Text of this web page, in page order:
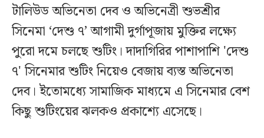
টালিউড অভিনেতা দেব ও অভিনেত্রী শুভশ্রীর
সিনেমা ‘দেশু ৭’ আগামী দুর্গাপূজায় মুক্তির লক্ষ্যে
পুরো দমে চলছে শুটিং। দাদাগিরির পাশাপাশি 'দেশু
৭' সিনেমার শুটিং নিয়েও বেজায় ব্যস্ত অভিনেতা
দেব। ইতোমধ্যে সামাজিক মাধ্যমে এ সিনেমার বেশ
কিছু শুটিংয়ের ঝলকও প্রকাশ্যে এসেছে।